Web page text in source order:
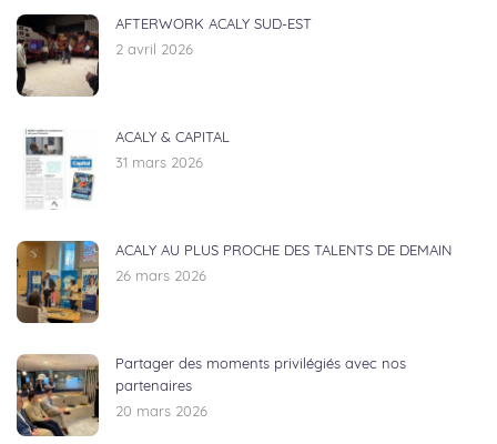
AFTERWORK ACALY SUD-EST
2 avril 2026
ACALY & CAPITAL
31 mars 2026
ACALY AU PLUS PROCHE DES TALENTS DE DEMAIN
26 mars 2026
Partager des moments privilégiés avec nos
partenaires
20 mars 2026